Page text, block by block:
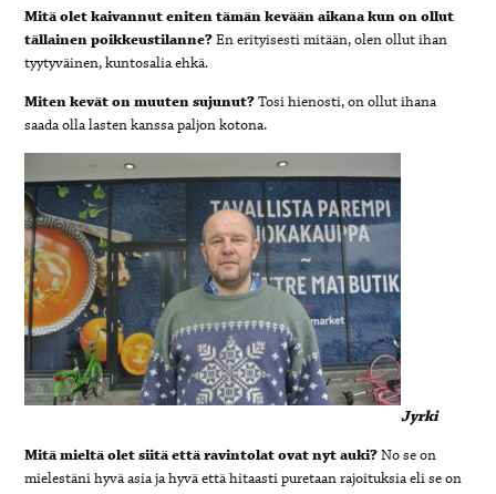
Mitä olet kaivannut eniten tämän kevään aikana kun on ollut
tällainen poikkeustilanne?En erityisesti mitään, olen ollut ihan
tyytyväinen, kuntosalia ehkä.
Miten kevät on muuten sujunut?Tosi hienosti, on ollut ihana
saada olla lasten kanssa paljon kotona.
Jyrki
Mitä mieltä olet siitä että ravintolat ovat nyt auki?No se on
mielestäni hyvä asia ja hyvä että hitaasti puretaan rajoituksia eli se on